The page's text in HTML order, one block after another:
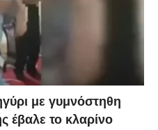
με γυμνόστηθη
έβαλε το κλαρίνο